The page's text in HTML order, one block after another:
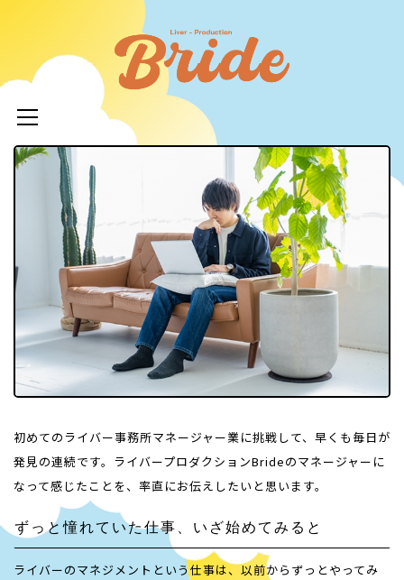
ン
ス
ブライ
ー所属
利 就
ニ
ー
初めてのライバー事務所マネージャー業に挑戦して、早くも毎日が
発見の連続です。ライバープロダクションBrideのマネージャーに
なって感じたことを、率直にお伝えしたいと思います。
ずっと憧れていた仕事、いざ始めてみると
ライバーのマネジメントという仕事は、以前からずっとやってみ